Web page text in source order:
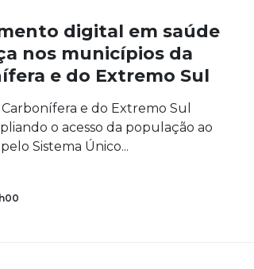
digital em saúde
nos municípios da
e do Extremo Sul
e do Extremo Sul
o acesso da população ao
Sistema Único...